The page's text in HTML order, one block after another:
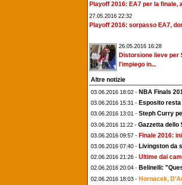
Playoff 2016: EA7 per la finale,
27.05.2016 22:32
Playoff 2016: sorpasso EA7,
26.05.2016 16:28
Distorsione lieve per
l'impiego in...
Altre notizie
03.06.2016 18:02 - NBA Finals
03.06.2016 15:31 - Esposito
03.06.2016 13:01 - Steph Curry
03.06.2016 11:22 - Gazzetta dello
03.06.2016 09:57 - Finale 2016:
03.06.2016 07:40 - Livingston da
02.06.2016 21:26 - Ultime dai
02.06.2016 20:04 - Belinelli:
02.06.2016 18:03 - Hornacek,